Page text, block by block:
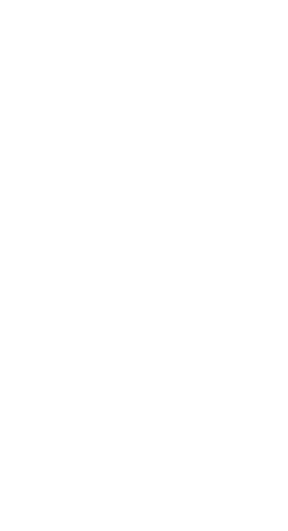
দিলেন সাচিং প্রু জেরী